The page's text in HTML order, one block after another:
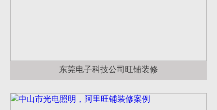
东莞电子科技公司旺铺装修